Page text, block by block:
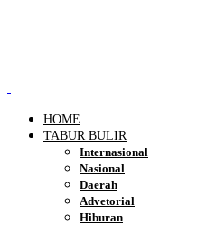
HOME
TABUR BULIR
Internasional
Nasional
Daerah
Advetorial
Hiburan